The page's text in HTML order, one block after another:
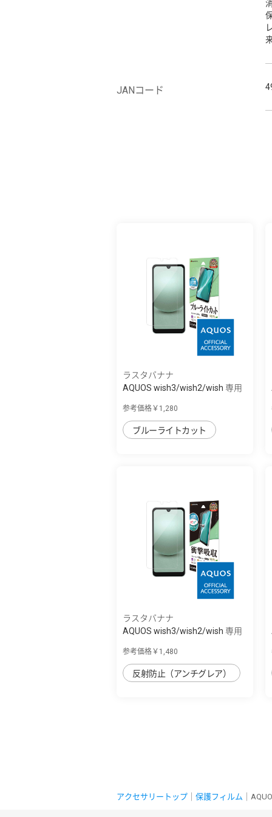
JANコード
ラスタバナナ
AQUOS wish3/wish2/wish 専用
参考価格￥1,280
ブルーライトカット
ラスタバナナ
AQUOS wish3/wish2/wish 専用
参考価格￥1,480
反射防止（アンチグレア）
アクセサリートップ 保護フィルム ｜